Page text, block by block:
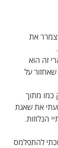
את
זה הוא
שאחזור על
כמו מתוך
את שאגת
הנלוזות.
להתפלמס